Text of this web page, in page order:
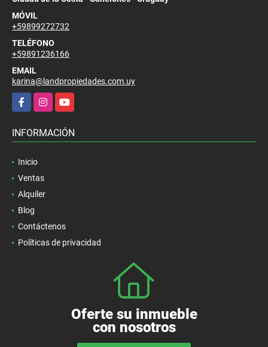
MÓVIL
+59899272732
TELÉFONO
+59891236166
EMAIL
karina@landpropiedades.com.uy
FacebookInstagramYouTube
INFORMACIÓN
Inicio
Ventas
Alquiler
Blog
Contáctenos
Políticas de privacidad
Oferte su inmueble
con nosotros